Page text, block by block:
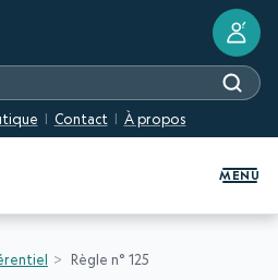
Contact À propos
?
MENU
Règle n° 125